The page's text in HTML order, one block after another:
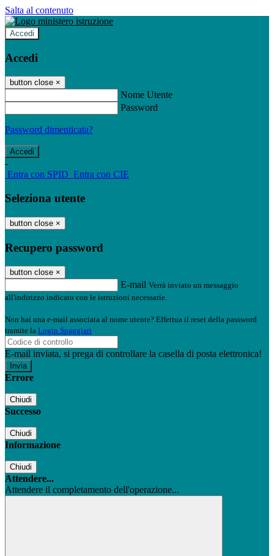
Salta al contenuto
Accedi
Accedi
button close ×
Nome Utente
Password
Password dimenticata?
-
Entra con SPID Entra con CIE
Seleziona utente
button close ×
Recupero password
button close ×
E-mail Verrà inviato un messaggio
all'indirizzo indicato con le istruzioni necessarie.
Non hai una e-mail associata al nome utente? Effettua il reset della password
tramite la Login Spaggiari
E-mail inviata, si prega di controllare la casella di posta elettronica!
Errore
Chiudi
Successo
Chiudi
Informazione
Chiudi
Attendere...
Attendere il completamento dell'operazione...